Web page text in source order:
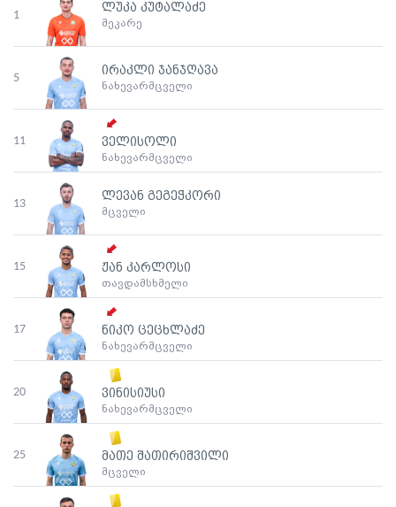
1
ლუკა კუტალაძე
მეკარე
5
ირაკლი ჯანჯღავა
ნახევარმცველი
11 ველისოლი
ნახევარმცველი
13
ლევან გეგეჭკორი
მცველი
15 ჟან კარლოსი
თავდამსხმელი
17 ნიკო ცეცხლაძე
ნახევარმცველი
20 ვინისიუსი
ნახევარმცველი
25 მათე შათირიშვილი
მცველი